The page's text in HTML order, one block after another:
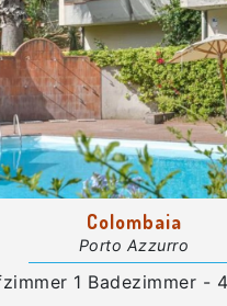
Colombaia
Porto Azzurro
1 Badezimmer -